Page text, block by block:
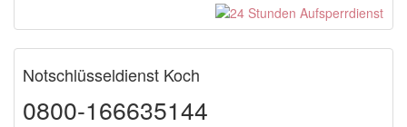
Notschlüsseldienst Koch
0800-166635144